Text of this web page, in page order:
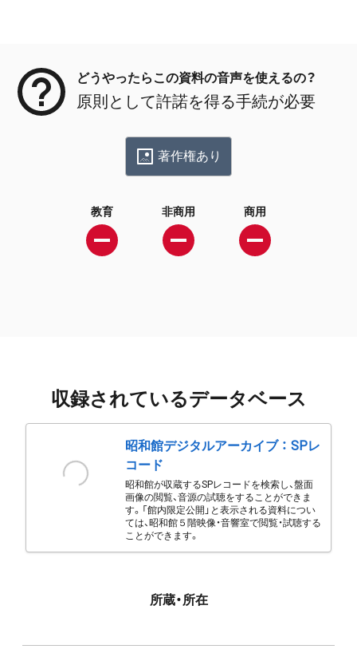
どうやったらこの資料の音声を使えるの？
原則として許諾を得る手続が必要
著作権あり
教育 非商用 商用
収録されているデータベース
昭和館デジタルアーカイブ ： SPレ
コード
昭和館が収蔵するSPレコードを検索し、盤面
画像の閲覧、音源の試聴をすることができま
す。「館内限定公開」と表示される資料につい
ては、昭和館５階映像・音響室で閲覧・試聴する
ことができます。
所蔵・所在